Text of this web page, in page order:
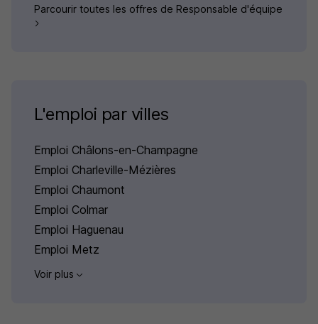
Parcourir toutes les offres de Responsable d'équipe
L'emploi par villes
Emploi Châlons-en-Champagne
Emploi Charleville-Mézières
Emploi Chaumont
Emploi Colmar
Emploi Haguenau
Emploi Metz
Voir plus